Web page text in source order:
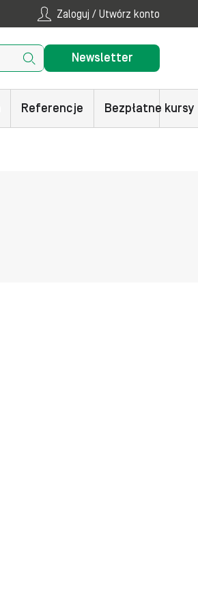
Zaloguj / Utwórz konto
Newsletter
Referencje Bezpłatne kursy